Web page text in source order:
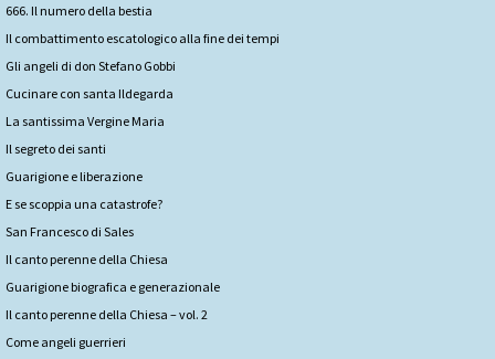
666. Il numero della bestia
Il combattimento escatologico alla fine dei tempi
Gli angeli di don Stefano Gobbi
Cucinare con santa Ildegarda
La santissima Vergine Maria
Il segreto dei santi
Guarigione e liberazione
E se scoppia una catastrofe?
San Francesco di Sales
Il canto perenne della Chiesa
Guarigione biografica e generazionale
Il canto perenne della Chiesa – vol. 2
Come angeli guerrieri